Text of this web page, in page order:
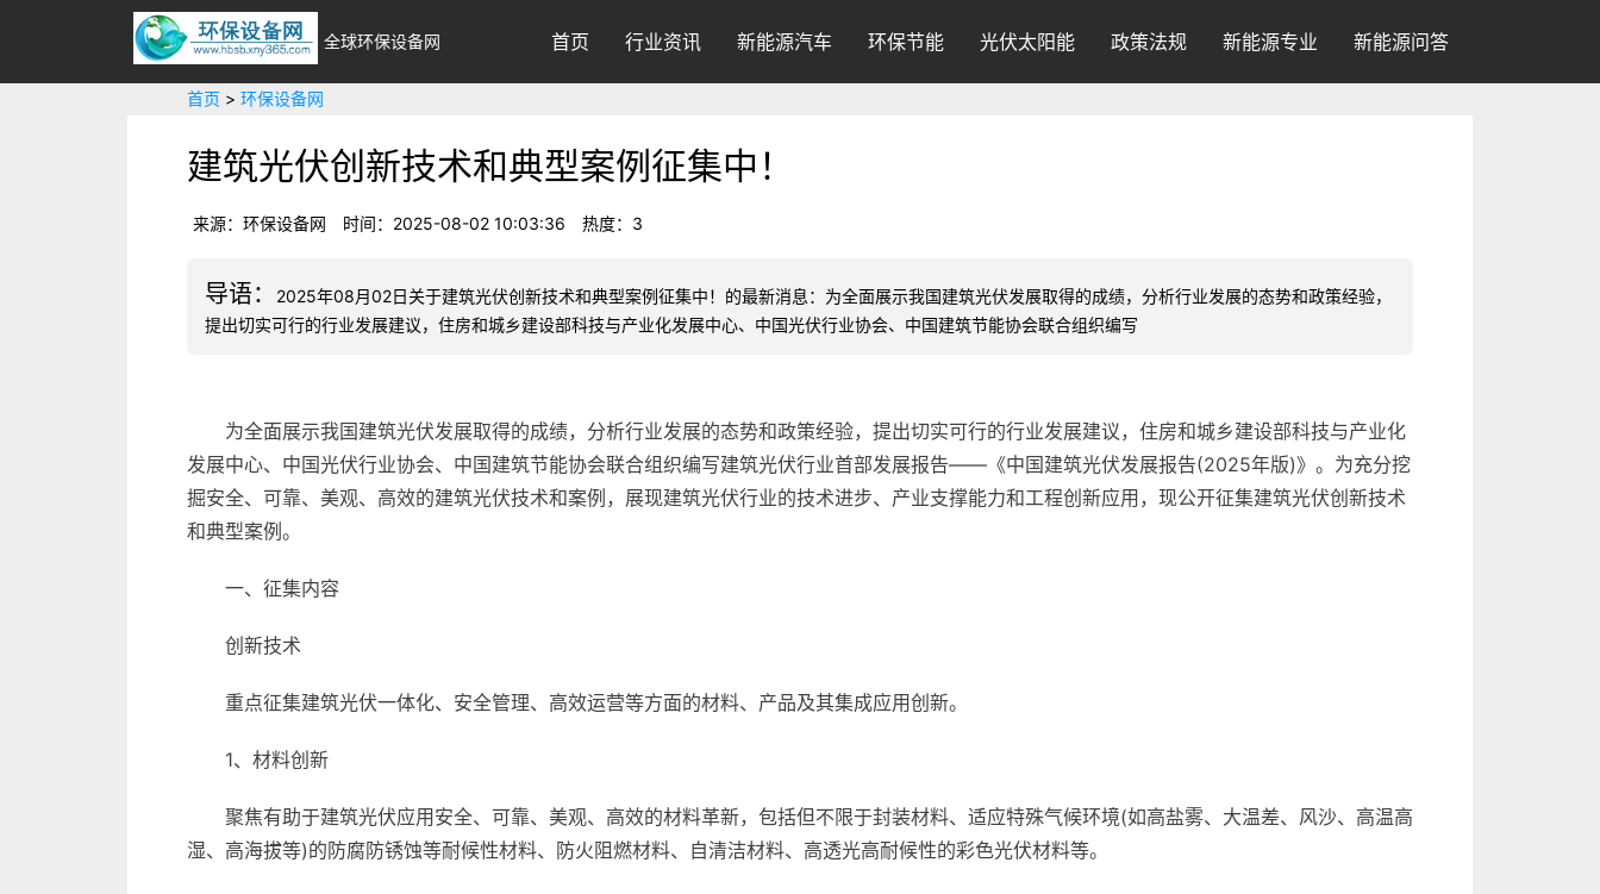
全球环保设备网 首页 行业资讯 新能源汽车 环保节能 光伏太阳能 政策法规 新能源专业 新能源问答
首页 > 环保设备网
建筑光伏创新技术和典型案例征集中！
来源：环保设备网 时间：2025-08-02 10:03:36 热度：3
2025年08月02日关于建筑光伏创新技术和典型案例征集中！的最新消息：为全面展示我国建筑光伏发展取得的成绩，分析行业发展的态势和政策经验，
提出切实可行的行业发展建议，住房和城乡建设部科技与产业化发展中心、中国光伏行业协会、中国建筑节能协会联合组织编写
为全面展示我国建筑光伏发展取得的成绩，分析行业发展的态势和政策经验，提出切实可行的行业发展建议，住房和城乡建设部科技与产业化
发展中心、中国光伏行业协会、中国建筑节能协会联合组织编写建筑光伏行业首部发展报告——《中国建筑光伏发展报告(2025年版)》。为充分挖
掘安全、可靠、美观、高效的建筑光伏技术和案例，展现建筑光伏行业的技术进步、产业支撑能力和工程创新应用，现公开征集建筑光伏创新技术
和典型案例。
一、征集内容
创新技术
重点征集建筑光伏一体化、安全管理、高效运营等方面的材料、产品及其集成应用创新。
1、材料创新
聚焦有助于建筑光伏应用安全、可靠、美观、高效的材料革新，包括但不限于封装材料、适应特殊气候环境(如高盐雾、大温差、风沙、高温高
湿、高海拔等)的防腐防锈蚀等耐候性材料、防火阻燃材料、自清洁材料、高透光高耐候性的彩色光伏材料等。